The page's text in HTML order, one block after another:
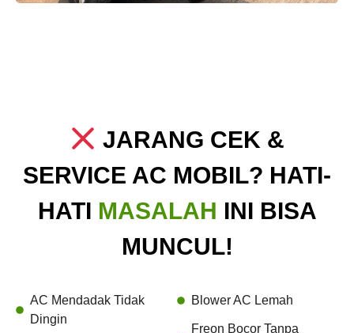
JARANG CEK &
SERVICE AC MOBIL? HATI-
HATI MASALAH INI BISA
MUNCUL!
AC Mendadak Tidak
Dingin
Blower AC Lemah
Freon Bocor Tanpa